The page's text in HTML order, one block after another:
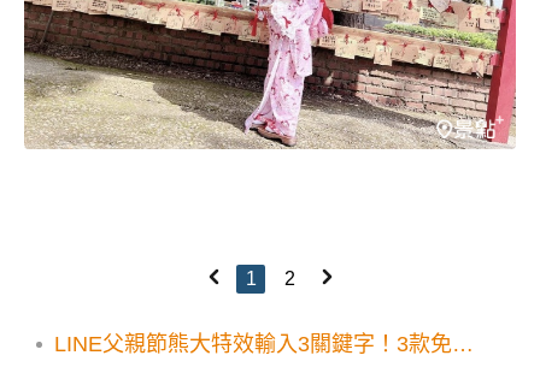
1 2
LINE父親節熊大特效輸入3關鍵字！3款免費